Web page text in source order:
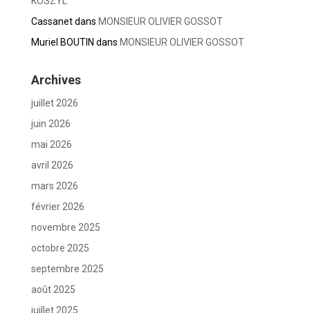
Cassanetdans MONSIEUR OLIVIER GOSSOT
Muriel BOUTIN dans MONSIEUR OLIVIER GOSSOT
Archives
juillet 2026
juin 2026
mai 2026
avril 2026
mars 2026
février 2026
novembre 2025
octobre 2025
septembre 2025
août 2025
juillet 2025